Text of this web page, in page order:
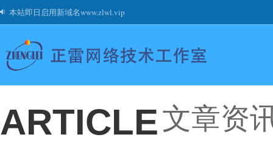
本站即日启用新域名www.zlwl.vip
ARTICLE文章资